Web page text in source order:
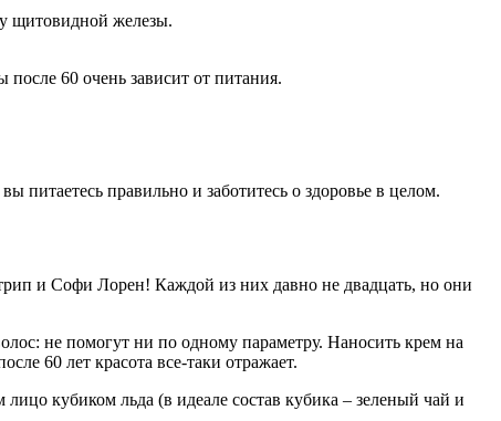
щитовидной железы.
60 очень зависит от питания.
питаетесь правильно и заботитесь о здоровье в целом.
и Софи Лорен! Каждой из них давно не двадцать, но они
не помогут ни по одному параметру. Наносить крем на
60 лет красота все-таки отражает.
кубиком льда (в идеале состав кубика – зеленый чай и